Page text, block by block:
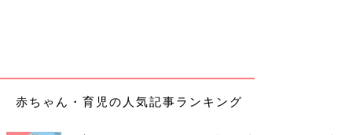
赤ちゃん・育児の人気記事ランキング